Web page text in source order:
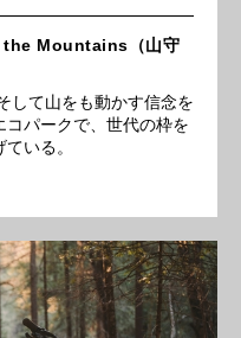
Mountains（山守
して山をも動かす信念を
パークで、世代の枠を
いる。